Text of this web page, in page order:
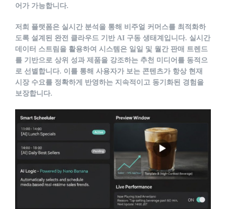
어가 가능합니다.
저희 플랫폼은 실시간 분석을 통해 비주얼 커머스를 최적화하
도록 설계된 완전 클라우드 기반 AI 구동 생태계입니다. 실시간
데이터 스트림을 활용하여 시스템은 일일 및 월간 판매 트렌드
를 기반으로 상위 성과 제품을 강조하는 추천 미디어를 동적으
로 선별합니다. 이를 통해 사용자가 보는 콘텐츠가 항상 현재
시장 수요를 정확하게 반영하는 지속적이고 동기화된 경험을
보장합니다.